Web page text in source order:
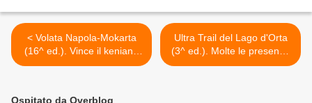
< Volata Napola-Mokarta
(16^ ed.). Vince il keniano
William Kibor con un
Ultra Trail del Lago d'Orta
(3^ ed.). Molte le presenze
internazionali annunciate
Ospitato da Overblog